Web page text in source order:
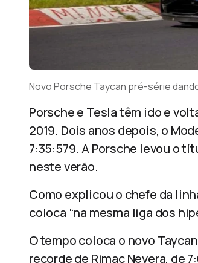
Novo Porsche Taycan pré-série
Porsche e Tesla têm ido e
2019. Dois anos depois, o
7:35:579. A Porsche levou o
neste verão.
Como explicou o chefe da
coloca “na mesma liga dos
O tempo coloca o novo
recorde de Rimac Nevera, de